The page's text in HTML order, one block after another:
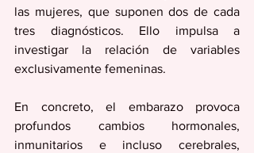
las mujeres, que suponen dos de cada
tres diagnósticos. Ello impulsa a
investigar la relación de variables
exclusivamente femeninas.
En concreto, el embarazo provoca
profundos cambios hormonales,
inmunitarios e incluso cerebrales,